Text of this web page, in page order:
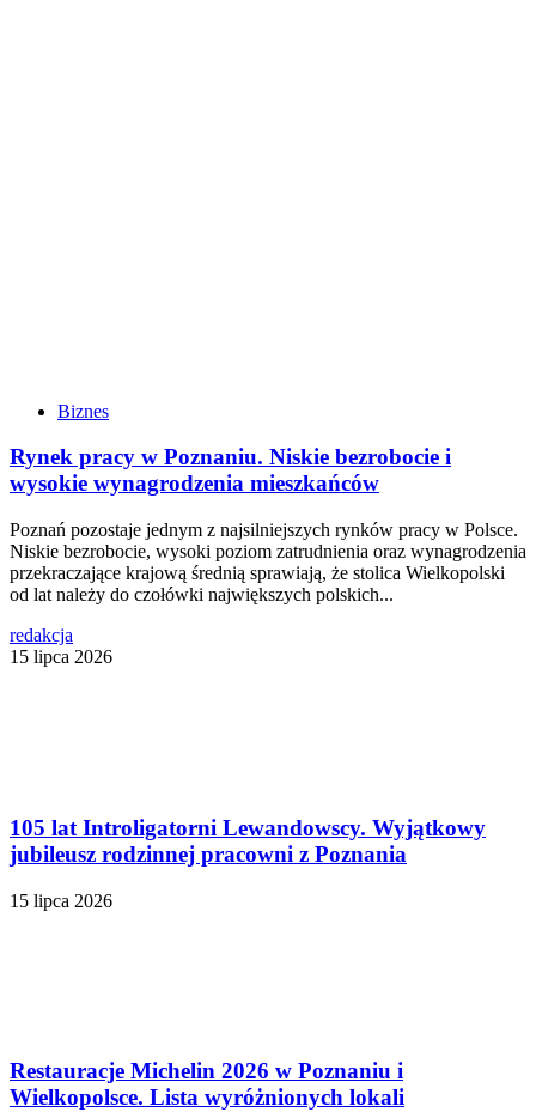
Biznes
Rynek pracy w Poznaniu. Niskie bezrobocie i
wysokie wynagrodzenia mieszkańców
Poznań pozostaje jednym z najsilniejszych rynków pracy w Polsce.
Niskie bezrobocie, wysoki poziom zatrudnienia oraz wynagrodzenia
przekraczające krajową średnią sprawiają, że stolica Wielkopolski
od lat należy do czołówki największych polskich...
redakcja
15 lipca 2026
105 lat Introligatorni Lewandowscy. Wyjątkowy
jubileusz rodzinnej pracowni z Poznania
15 lipca 2026
Restauracje Michelin 2026 w Poznaniu i
Wielkopolsce. Lista wyróżnionych lokali